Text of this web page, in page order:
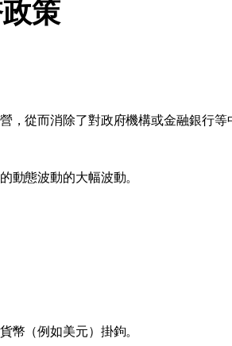
策
，從而消除了對政府機構或金融銀行等
動態波動的大幅波動。
幣（例如美元）掛鉤。